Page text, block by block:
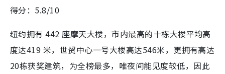
得分：5.8/10
纽约拥有 442 座摩天大楼，市内最高的十栋大楼平均高
度达419 米，世贸中心一号大楼高达546米，更拥有高达
20栋获奖建筑，为全榜最多，唯夜间能见度较低，因此